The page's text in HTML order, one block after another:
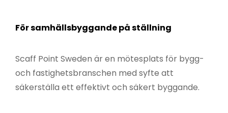
För samhällsbyggande på ställning
Scaff Point Sweden är en mötesplats för bygg-
och fastighetsbranschen med syfte att
säkerställa ett effektivt och säkert byggande.